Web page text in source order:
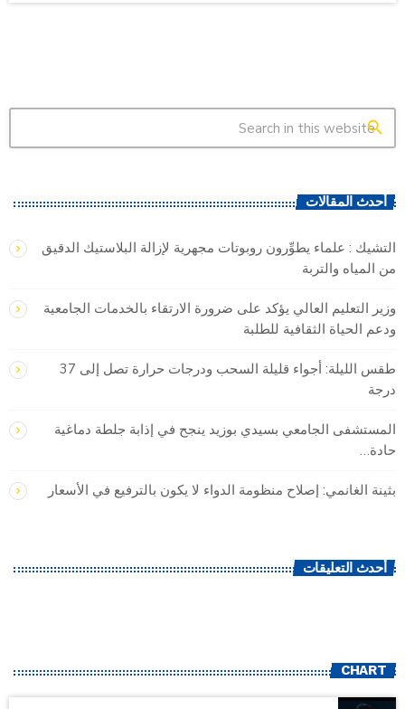
search
أحدث المقالات
التشيك : علماء يطوِّرون روبوتات مجهرية لإزالة البلاستيك الدقيق
من المياه والتربة
وزير التعليم العالي يؤكد على ضرورة الارتقاء بالخدمات الجامعية
ودعم الحياة الثقافية للطلبة
طقس الليلة: أجواء قليلة السحب ودرجات حرارة تصل إلى 37
درجة
المستشفى الجامعي بسيدي بوزيد ينجح في إذابة جلطة دماغية
حادة…
بثينة الغانمي: إصلاح منظومة الدواء لا يكون بالترفيع في الأسعار
أحدث التعليقات
CHART